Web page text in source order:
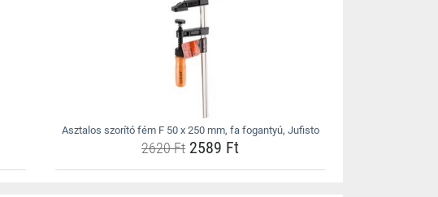
Asztalos szorító fém F 50 x 250 mm, fa fogantyú, Jufisto
2620 Ft 2589 Ft